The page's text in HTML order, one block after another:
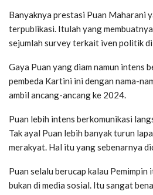
Banyaknya prestasi Puan Maharani
terpublikasi. Itulah yang
sejumlah survey terkait iven politik
Gaya Puan yang diam namun intens
pembeda Kartini ini dengan nama-
ambil ancang-ancang ke 2024.
Puan lebih intens berkomunikasi
Tak ayal Puan lebih banyak turun
merakyat. Hal itu yang sebenarnya
Puan selalu berucap kalau Pemimpin
bukan di media sosial. Itu sangat